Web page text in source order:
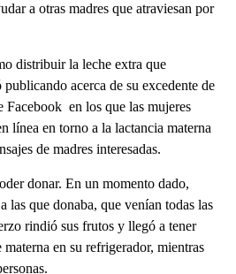
a otras madres que atraviesan por
distribuir la leche extra que
acerca de su excedente de
Facebook en los que las mujeres
línea en torno a la lactancia materna
de madres interesadas.
donar. En un momento dado,
las que donaba, que venían todas las
rindió sus frutos y llegó a tener
en su refrigerador, mientras